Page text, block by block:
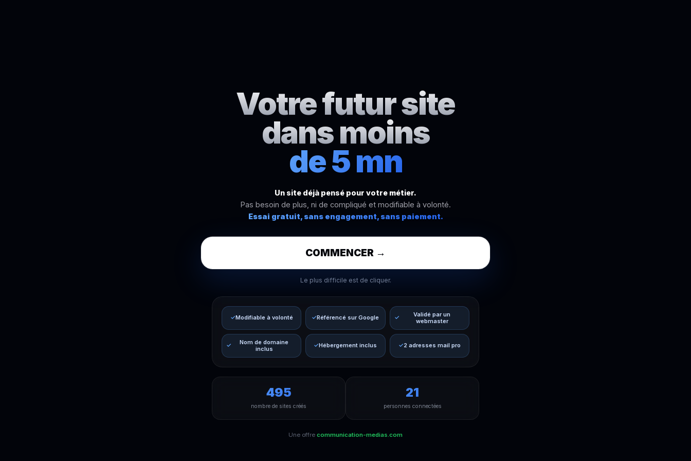
Votre futur site
dans moins
de 5 mn
Un site déjà pensé pour votre métier.
Pas besoin de plus, ni de compliqué et modifiable à volonté.
Essai gratuit, sans engagement, sans paiement.
COMMENCER →
Le plus difficile est de cliquer.
Modifiable à volonté Référencé sur Google
Validé par un
webmaster
Nom de domaine
inclus
Hébergement inclus 2 adresses mail pro
495
nombre de sites créés
21
personnes connectées
Une offre communication-medias.com